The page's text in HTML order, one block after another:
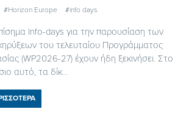
#Horizon Europe #info days
Info-days για την παρουσίαση των
του τελευταίου Προγράμματος
(WP2026-27) έχουν ήδη ξεκινήσει. Στο
αυτό, τα δίκ...